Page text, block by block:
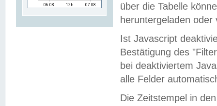
über die Tabelle
heruntergeladen oder
Ist Javascript
Bestätigung des
bei deaktiviertem
alle Felder
Die Zeitstempel in